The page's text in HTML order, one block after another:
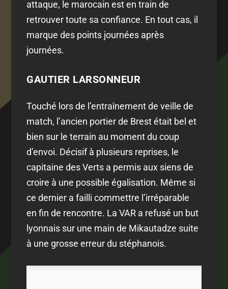
attaque, le marocain est en train de
retrouver toute sa confiance. En tout cas, il
marque des points journées après
journées.
GAUTIER LARSONNEUR
Touché lors de l’entraînement de veille de
match, l’ancien portier de Brest était bel et
bien sur le terrain au moment du coup
d’envoi. Décisif à plusieurs reprises, le
capitaine des Verts a permis aux siens de
croire à une possible égalisation. Même si
ce dernier a failli commettre l’irréparable
en fin de rencontre. La VAR a refusé un but
lyonnais sur une main de Mikautadze suite
à une grosse erreur du stéphanois.